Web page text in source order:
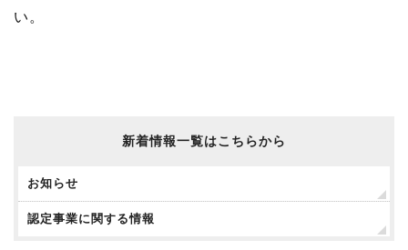
い。
新着情報一覧はこちらから
お知らせ
認定事業に関する情報